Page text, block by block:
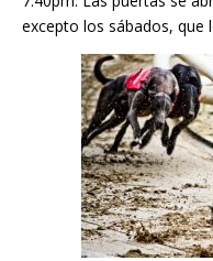
excepto los sábados, que